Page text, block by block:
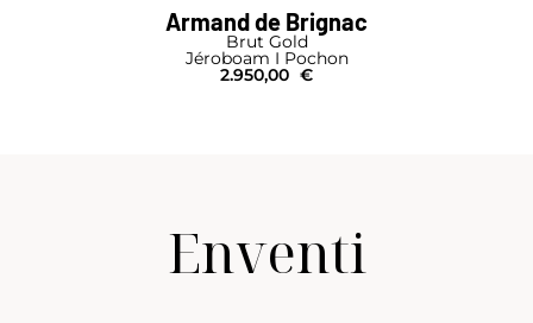
Armand de Brignac
Brut Gold
Jéroboam I Pochon
2.950,00 €
Enventi